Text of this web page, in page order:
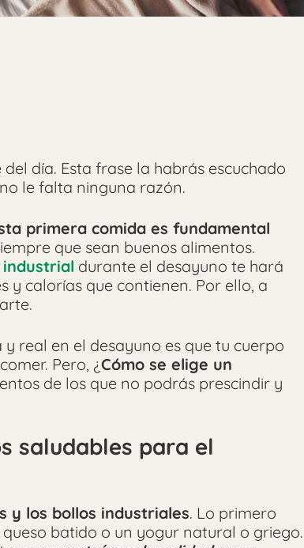
día. Esta frase la habrás escuchado
le falta ninguna razón.
primera comida es fundamental
que sean buenos alimentos.
durante el desayuno te hará
calorías que contienen. Por ello, a
real en el desayuno es que tu cuerpo
Pero, ¿Cómo se elige un
de los que no podrás prescindir y
saludables para el
y los bollos industriales. Lo primero
batido o un yogur natural o griego.